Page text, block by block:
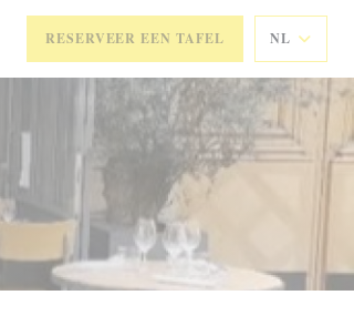
RESERVEER EEN TAFEL NL